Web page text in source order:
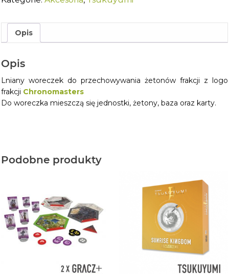
Opis
Opis
Lniany woreczek do przechowywania żetonów frakcji z logo
frakcji Chronomasters
Do woreczka mieszczą się jednostki, żetony, baza oraz karty.
Podobne produkty